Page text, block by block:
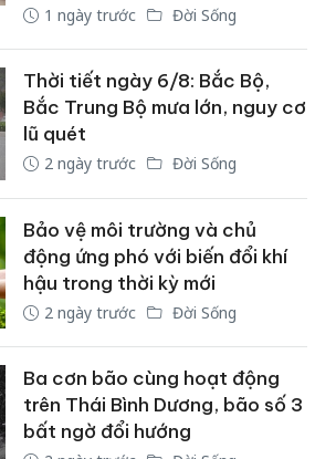
1 ngày trước Đời Sống
Thời tiết ngày 6/8: Bắc Bộ,
Bắc Trung Bộ mưa lớn, nguy cơ
lũ quét
2 ngày trước Đời Sống
Bảo vệ môi trường và chủ
động ứng phó với biến đổi khí
hậu trong thời kỳ mới
2 ngày trước Đời Sống
Ba cơn bão cùng hoạt động
trên Thái Bình Dương, bão số 3
bất ngờ đổi hướng